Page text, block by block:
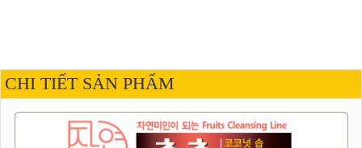
CHI TIẾT SẢN PHẨM